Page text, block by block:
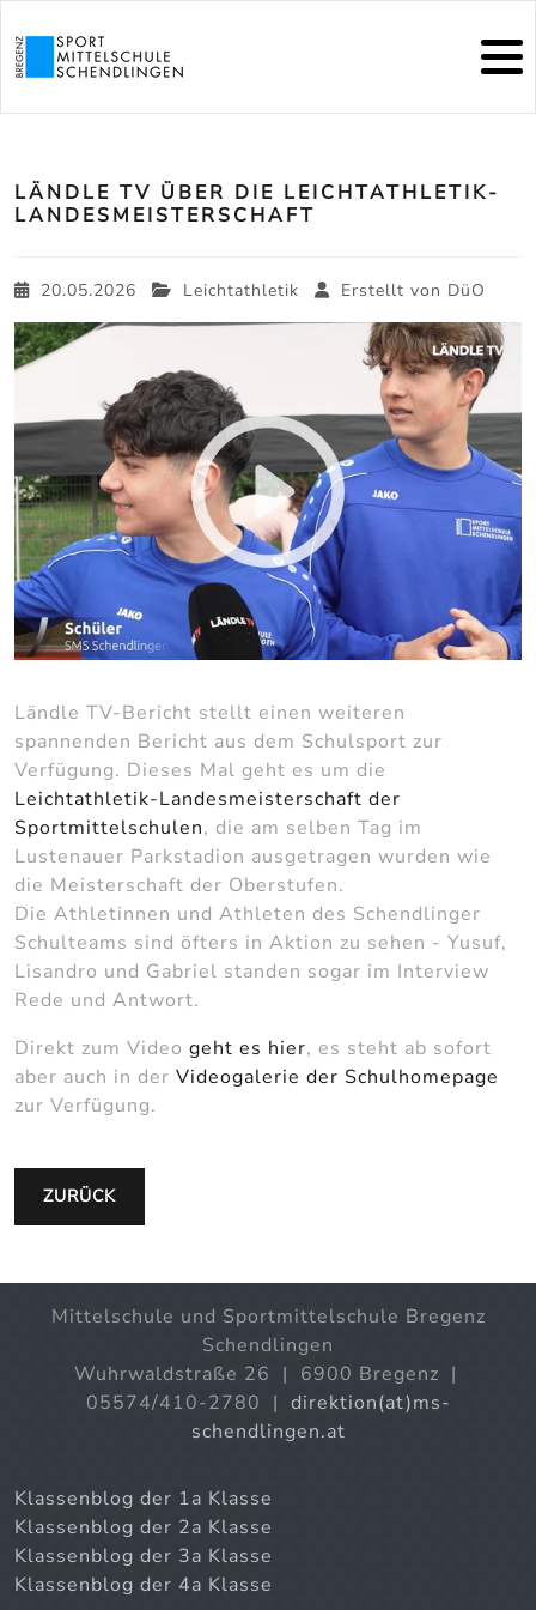
LÄNDLE TV ÜBER DIE LEICHTATHLETIK-
LANDESMEISTERSCHAFT
20.05.2026 Leichtathletik Erstellt von DüO
Ländle TV-Bericht stellt einen weiteren
spannenden Bericht aus dem Schulsport zur
Verfügung. Dieses Mal geht es um die
Leichtathletik-Landesmeisterschaft der
Sportmittelschulen, die am selben Tag im
Lustenauer Parkstadion ausgetragen wurden wie
die Meisterschaft der Oberstufen.
Die Athletinnen und Athleten des Schendlinger
Schulteams sind öfters in Aktion zu sehen - Yusuf,
Lisandro und Gabriel standen sogar im Interview
Rede und Antwort.
Direkt zum Video geht es hier, es steht ab sofort
aber auch in der Videogalerie der Schulhomepage
zur Verfügung.
ZURÜCK
Mittelschule und Sportmittelschule Bregenz
Schendlingen
Wuhrwaldstraße 26 | 6900 Bregenz |
05574/410-2780 | direktion(at)ms-
schendlingen.at
Klassenblog der 1a Klasse
Klassenblog der 2a Klasse
Klassenblog der 3a Klasse
Klassenblog der 4a Klasse